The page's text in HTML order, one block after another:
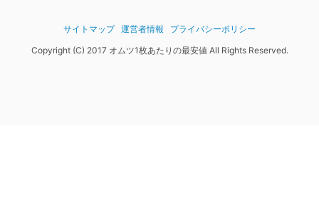
サイトマップ 運営者情報
プライバシーポリシー
Copyright (C) 2017 オムツ1枚あたりの最安値 All Rights Reserved.